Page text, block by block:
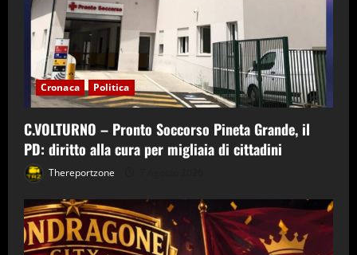
Cronaca Politica
C.VOLTURNO – Pronto Soccorso Pineta Grande, il
PD: diritto alla cura per migliaia di cittadini
Thereportzone